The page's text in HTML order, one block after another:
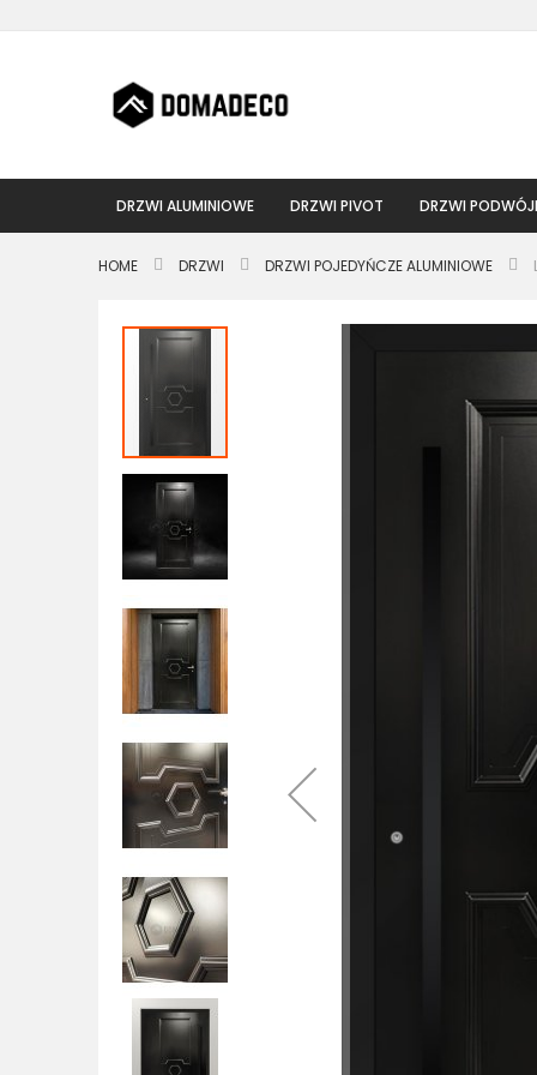
do
DRZWI ALUMINIOWE DRZWI PIVOT DRZWI
HOME DRZWI DRZWI POJEDYŃCZE ALUMINIOWE
Przejdź
galerii